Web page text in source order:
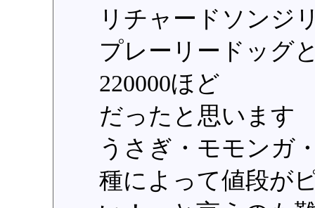
リチャードソンジ
プレーリードッグ
220000ほど
だったと思います
うさぎ・モモンガ
種によって値段が